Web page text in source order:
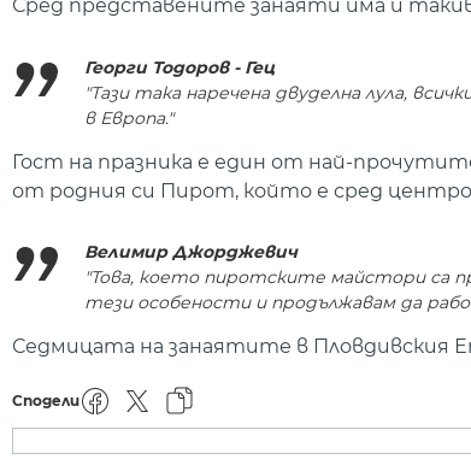
Сред представените занаяти има и
Георги Тодоров - Гец
"Тази така наречена двуделна лула,
в Европа."
Гост на празника е един от най-
от родния си Пирот, който е сред
Велимир Джорджевич
"Това, което пиротските майстори са
тези особености и продължавам да
Седмицата на занаятите в Пловдивския
Сподели